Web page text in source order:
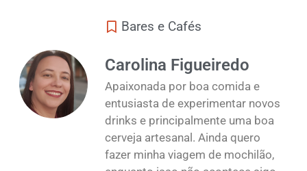
Bares e Cafés
Carolina Figueiredo
Apaixonada por boa comida e
entusiasta de experimentar novos
drinks e principalmente uma boa
cerveja artesanal. Ainda quero
fazer minha viagem de mochilão,